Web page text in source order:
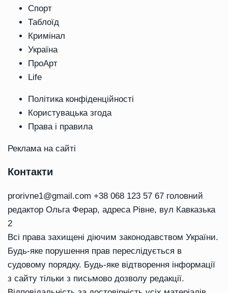
Спорт
Таблоїд
Кримінал
Україна
ПроАрт
Life
Політика конфіденційності
Користувацька згода
Права і правила
Реклама на сайті
Контакти
prorivne1@gmail.com +38 068 123 57 67 головний
редактор Ольга Ферар, адреса Рівне, вул Кавказька
2
Всі права захищені діючим законодавством України.
Будь-яке порушення прав переслідується в
судовому порядку. Будь-яке відтворення інформації
з сайту тільки з письмово дозволу редакції.